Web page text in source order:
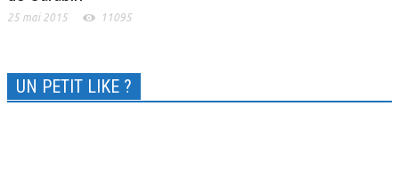
25 mai 2015 11095
UN PETIT LIKE ?